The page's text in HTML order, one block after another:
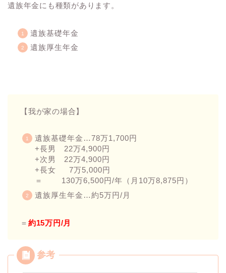
遺族年金にも種類があります。
遺族基礎年金
遺族厚生年金
【我が家の場合】
遺族基礎年金…78万1,700円
+長男 22万4,900円
+次男 22万4,900円
+長女 7万5,000円
＝ 130万6,500円/年（月10万8,875円）
遺族厚生年金…約5万円/月
＝ 約15万円/月